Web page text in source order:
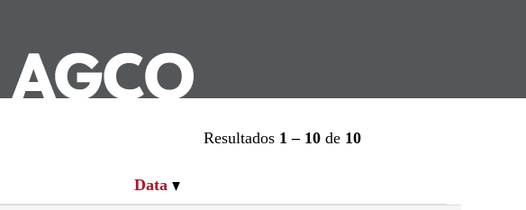
Resultados 1 – 10 de 10
Data